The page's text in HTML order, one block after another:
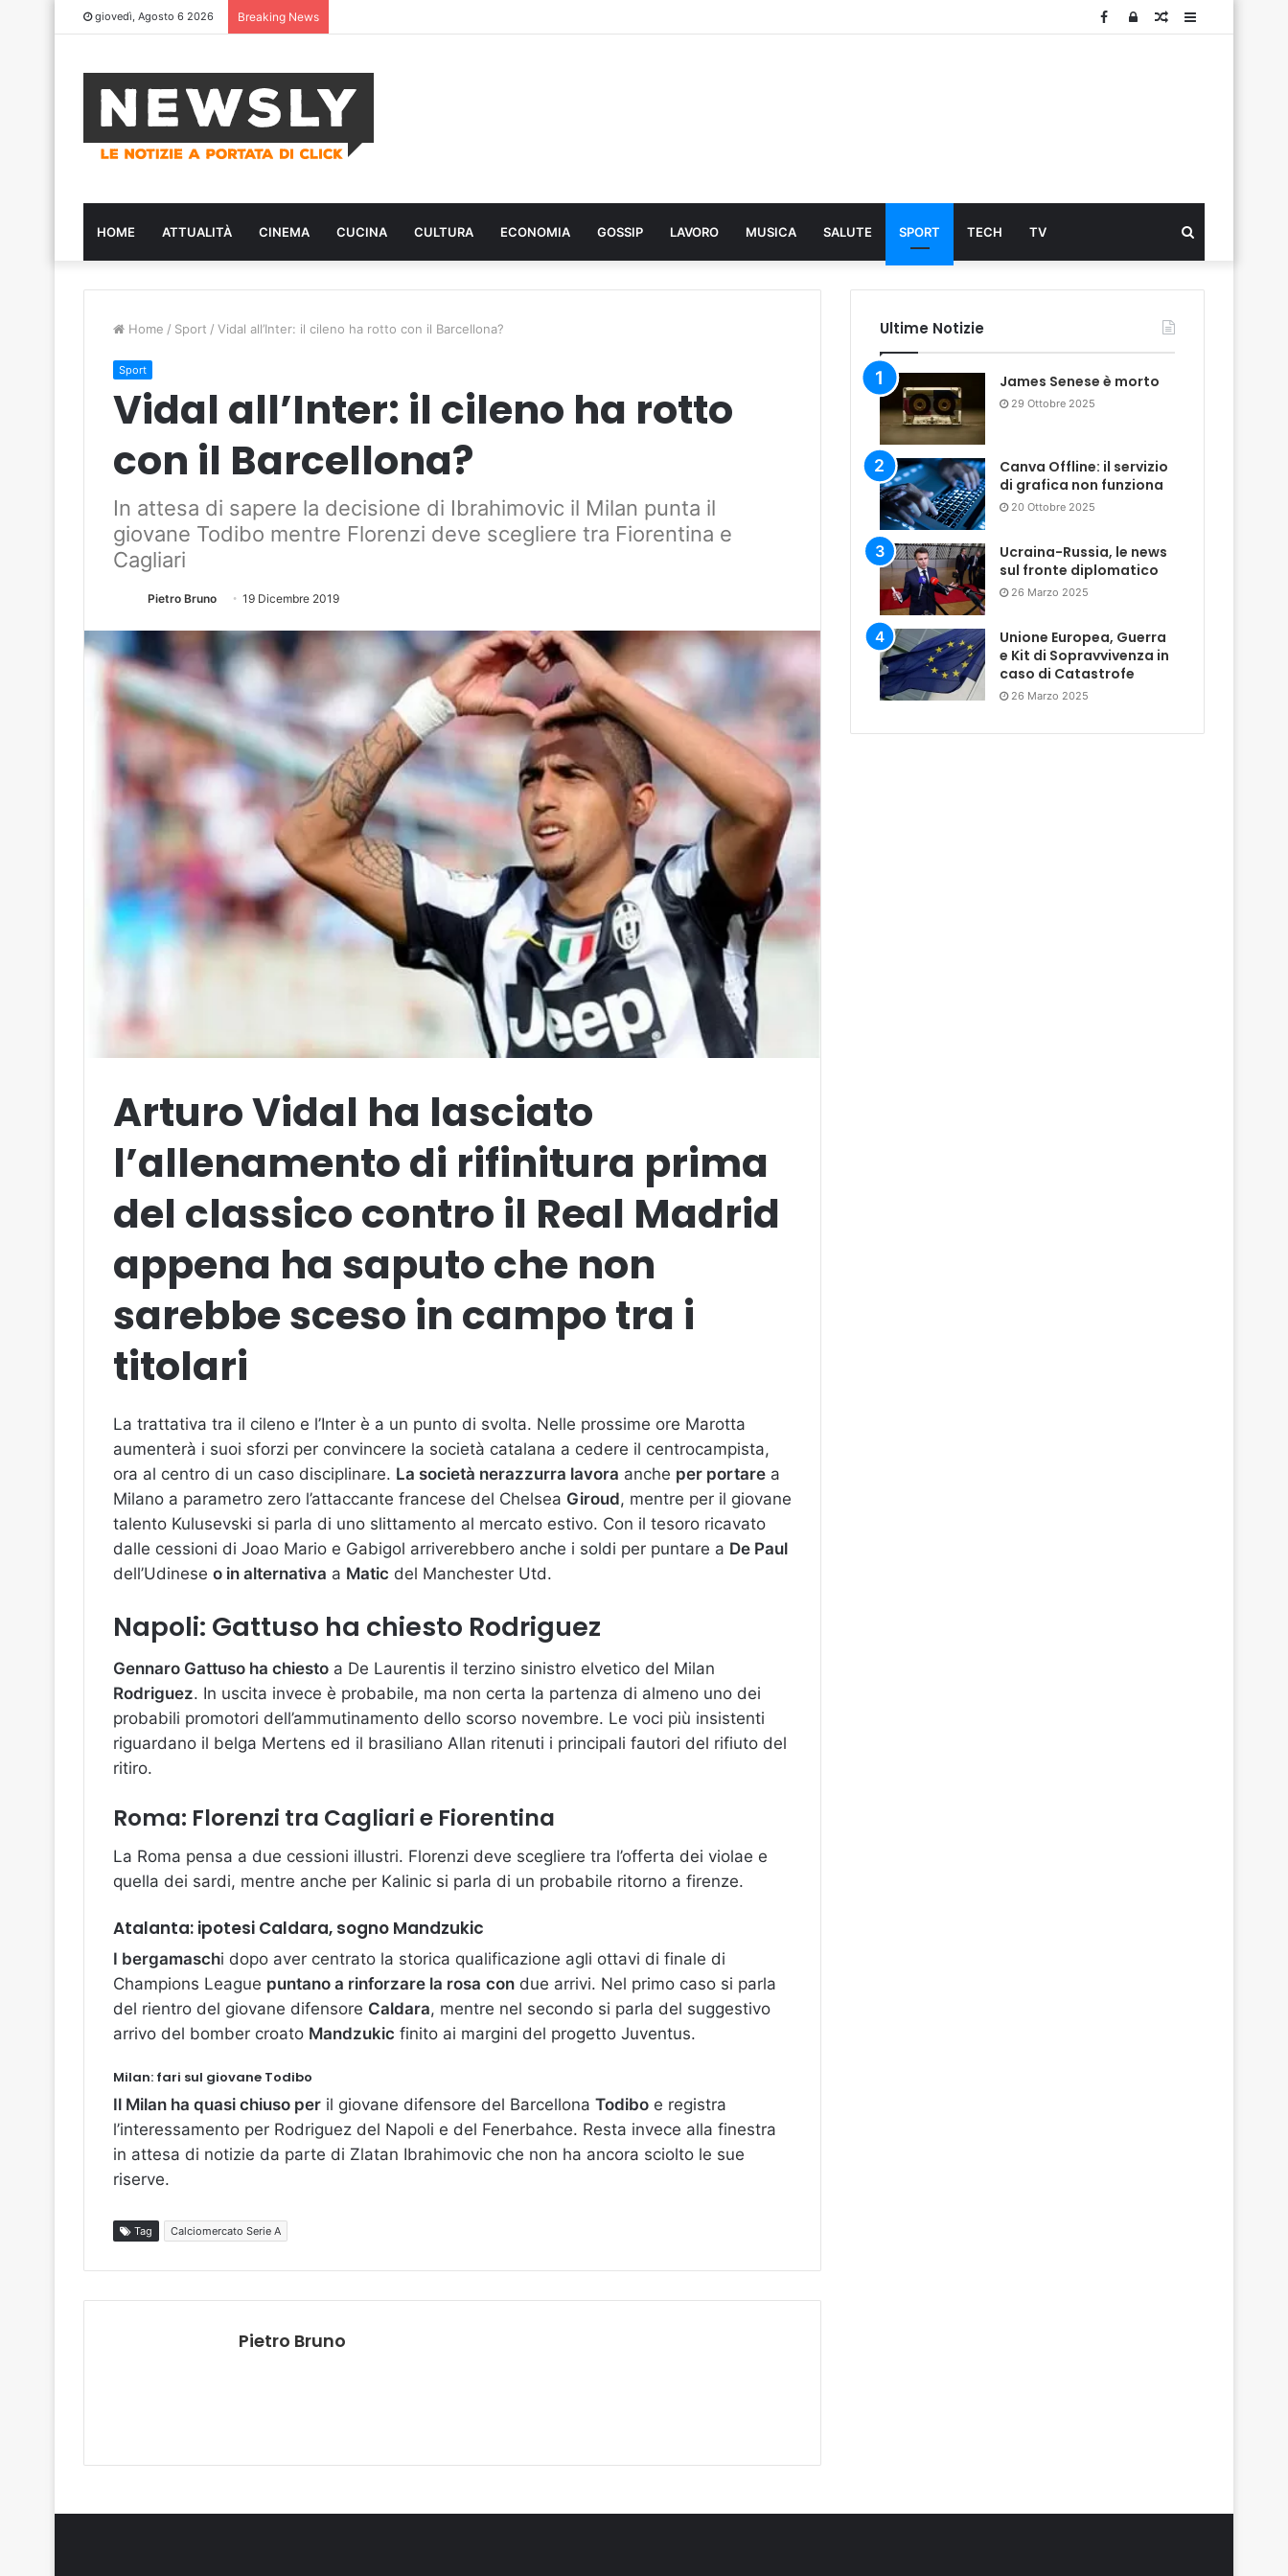
giovedì, Agosto 6 2026 Breaking News Sidebar
Articolo
Log
Facebook
HOME ATTUALITÀ CINEMA CUCINA CULTURA ECONOMIA GOSSIP LAVORO MUSICA SALUTE SPORT TECH TV
...
Home / Sport / Vidal all’Inter: il cileno ha rotto con il Barcellona?
Sport
Vidal all’Inter: il cileno ha rotto
con il Barcellona?
In attesa di sapere la decisione di Ibrahimovic il Milan punta il
giovane Todibo mentre Florenzi deve scegliere tra Fiorentina e
Cagliari
Pietro Bruno 19 Dicembre 2019
Arturo Vidal ha lasciato
l’allenamento di rifinitura prima
del classico contro il Real Madrid
appena ha saputo che non
sarebbe sceso in campo tra i
titolari
La trattativa tra il cileno e l’Inter è a un punto di svolta. Nelle prossime ore Marotta
aumenterà i suoi sforzi per convincere la società catalana a cedere il centrocampista,
ora al centro di un caso disciplinare. La società nerazzurra lavora anche per portare a
Milano a parametro zero l’attaccante francese del Chelsea Giroud, mentre per il giovane
talento Kulusevski si parla di uno slittamento al mercato estivo. Con il tesoro ricavato
dalle cessioni di Joao Mario e Gabigol arriverebbero anche i soldi per puntare a De Paul
dell’Udinese o in alternativa a Matic del Manchester Utd.
Napoli: Gattuso ha chiesto Rodriguez
Gennaro Gattuso ha chiesto a De Laurentis il terzino sinistro elvetico del Milan
Rodriguez. In uscita invece è probabile, ma non certa la partenza di almeno uno dei
probabili promotori dell’ammutinamento dello scorso novembre. Le voci più insistenti
riguardano il belga Mertens ed il brasiliano Allan ritenuti i principali fautori del rifiuto del
ritiro.
Roma: Florenzi tra Cagliari e Fiorentina
La Roma pensa a due cessioni illustri. Florenzi deve scegliere tra l’offerta dei violae e
quella dei sardi, mentre anche per Kalinic si parla di un probabile ritorno a firenze.
Atalanta: ipotesi Caldara, sogno Mandzukic
I bergamaschi dopo aver centrato la storica qualificazione agli ottavi di finale di
Champions League puntano a rinforzare la rosa con due arrivi. Nel primo caso si parla
del rientro del giovane difensore Caldara, mentre nel secondo si parla del suggestivo
arrivo del bomber croato Mandzukic finito ai margini del progetto Juventus.
Milan: fari sul giovane Todibo
Il Milan ha quasi chiuso per il giovane difensore del Barcellona Todibo e registra
l’interessamento per Rodriguez del Napoli e del Fenerbahce. Resta invece alla finestra
in attesa di notizie da parte di Zlatan Ibrahimovic che non ha ancora sciolto le sue
riserve.
Tag Calciomercato Serie A
Pietro Bruno
Ultime Notizie
James Senese è morto
29 Ottobre 2025
Canva Offline: il servizio
di grafica non funziona
20 Ottobre 2025
Ucraina-Russia, le news
sul fronte diplomatico
26 Marzo 2025
Unione Europea, Guerra
e Kit di Sopravvivenza in
caso di Catastrofe
26 Marzo 2025